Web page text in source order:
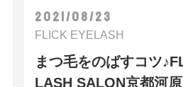
2021/08/23
FLICK EYELASH
まつ毛をのばすコツ
LASH SALON京都河